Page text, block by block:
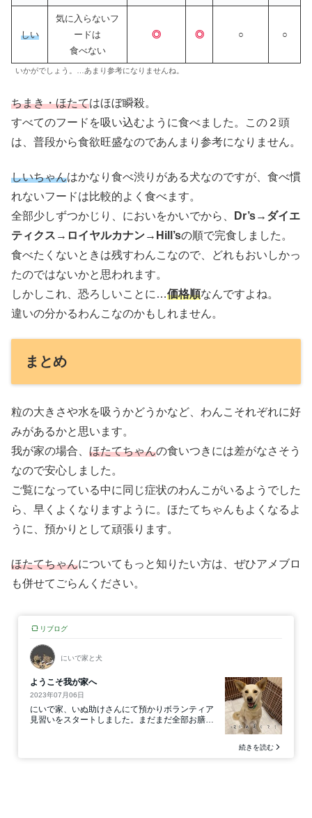
しい
気に入らないフ
ードは
食べない
◎ ◎ ○ ○
いかがでしょう。…あまり参考になりませんね。
ちまき・ほたてはほぼ瞬殺。
すべてのフードを吸い込むように食べました。この２頭
は、普段から食欲旺盛なのであんまり参考になりません。
しいちゃんはかなり食べ渋りがある犬なのですが、食べ慣
れないフードは比較的よく食べます。
全部少しずつかじり、においをかいでから、
Dr’s→ダイエ
ティクス→ロイヤルカナン→Hill’sの順で完食しました。
食べたくないときは残すわんこなので、どれもおいしかっ
たのではないかと思われます。
しかしこれ、恐ろしいことに…価格順なんですよね。
違いの分かるわんこなのかもしれません。
まとめ
粒の大きさや水を吸うかどうかなど、わんこそれぞれに好
みがあるかと思います。
我が家の場合、 ほたてちゃんの食いつきには差がなさそう
なので安心しました。
ご覧になっている中に同じ症状のわんこがいるようでした
ら、早くよくなりますように。ほたてちゃんもよくなるよ
うに、預かりとして頑張ります。
ほたてちゃんについてもっと知りたい方は、ぜひアメブロ
も併せてごらんください。